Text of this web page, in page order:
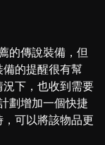
的傳說裝備，但
的提醒很有幫
下，也收到需要
劃增加一個快捷
可以將該物品更